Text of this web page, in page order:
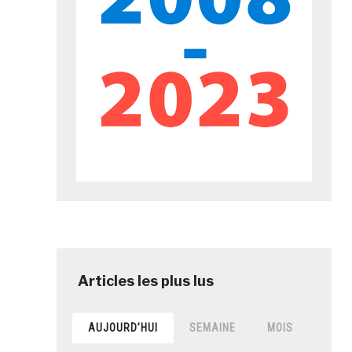
AUJOURD’HUI SEMAINE MOIS